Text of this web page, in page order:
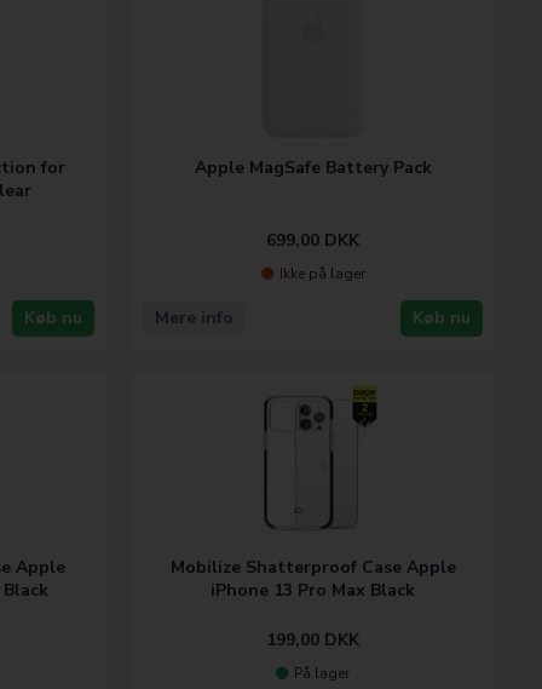
for
Køb nu
Apple MagSafe Battery Pack
699,00 DKK
Ikke på lager
Køb nu
Mere info
Apple
Mobilize Shatterproof Case Apple
iPhone 13 Pro Max Black
199,00 DKK
På lager